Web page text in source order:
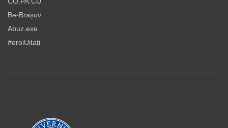
Be-Brașov
Abuz.exe
#eroiUitați